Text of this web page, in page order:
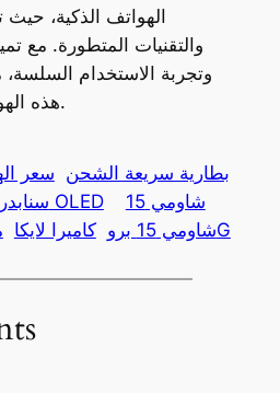
الهواتف الذكية، حيث
والتقنيات المتطورة. مع
وتجربة الاستخدام
هذه الهواتف بقوة في السوق.
بطارية سريعة الشحن
سعر
شاشة OLED
شاومي 15
شاومي 15 برو
كاميرا لايكا مقاومة الماء والغبار 5G